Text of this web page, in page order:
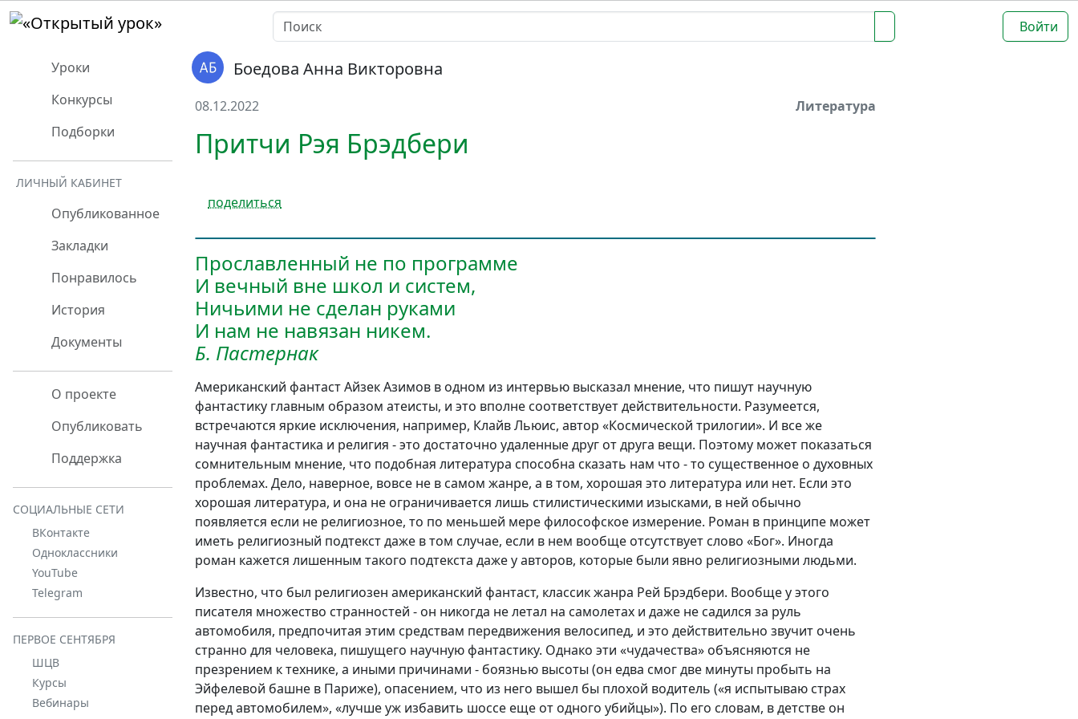
Войти
Уроки
Конкурсы
Подборки
ЛИЧНЫЙ КАБИНЕТ
Опубликованное
Закладки
Понравилось
История
Документы
О проекте
Опубликовать
Поддержка
СОЦИАЛЬНЫЕ СЕТИ
ВКонтакте
Одноклассники
YouTube
Telegram
ПЕРВОЕ СЕНТЯБРЯ
ШЦВ
Курсы
Вебинары
Боедова Анна Викторовна
08.12.2022 Литература
Притчи Рэя Брэдбери
поделиться
Прославленный не по программе
И вечный вне школ и систем,
Ничьими не сделан руками
И нам не навязан никем.
Б. Пастернак
Американский фантаст Айзек Азимов в одном из интервью высказал мнение, что пишут научную
фантастику главным образом атеисты, и это вполне соответствует действительности. Разумеется,
встречаются яркие исключения, например, Клайв Льюис, автор «Космической трилогии». И все же
научная фантастика и религия - это достаточно удаленные друг от друга вещи. Поэтому может показаться
сомнительным мнение, что подобная литература способна сказать нам что - то существенное о духовных
проблемах. Дело, наверное, вовсе не в самом жанре, а в том, хорошая это литература или нет. Если это
хорошая литература, и она не ограничивается лишь стилистическими изысками, в ней обычно
появляется если не религиозное, то по меньшей мере философское измерение. Роман в принципе может
иметь религиозный подтекст даже в том случае, если в нем вообще отсутствует слово «Бог». Иногда
роман кажется лишенным такого подтекста даже у авторов, которые были явно религиозными людьми.
Известно, что был религиозен американский фантаст, классик жанра Рей Брэдбери. Вообще у этого
писателя множество странностей - он никогда не летал на самолетах и даже не садился за руль
автомобиля, предпочитая этим средствам передвижения велосипед, и это действительно звучит очень
странно для человека, пишущего научную фантастику. Однако эти «чудачества» объясняются не
презрением к технике, а иными причинами - боязнью высоты (он едва смог две минуты пробыть на
Эйфелевой башне в Париже), опасением, что из него вышел бы плохой водитель («я испытываю страх
перед автомобилем», «лучше уж избавить шоссе еще от одного убийцы»). По его словам, в детстве он